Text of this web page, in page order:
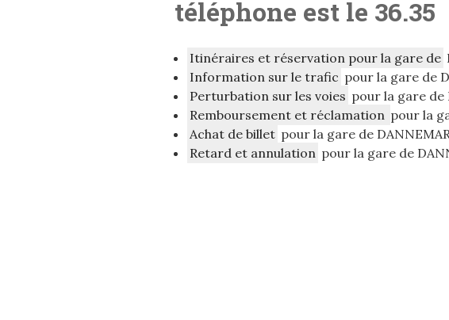
téléphone est le 36.35
Itinéraires et réservation pour la gare de
Information sur le trafic pour la gare de
Perturbation sur les voies pour la gare de
Remboursement et réclamation pour la
Achat de billet pour la gare de
Retard et annulation pour la gare de